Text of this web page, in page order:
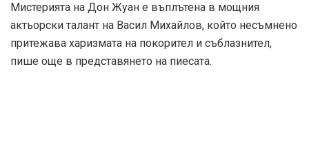
Мистерията на Дон Жуан е въплътена в мощния
актьорски талант на Васил Михайлов, който несъмнено
притежава харизмата на покорител и съблазнител,
пише още в представянето на пиесата.